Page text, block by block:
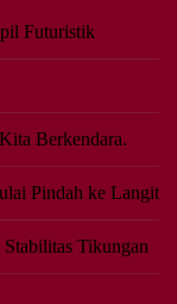
Futuristik
Berkendara.
Pindah ke Langit
Tikungan